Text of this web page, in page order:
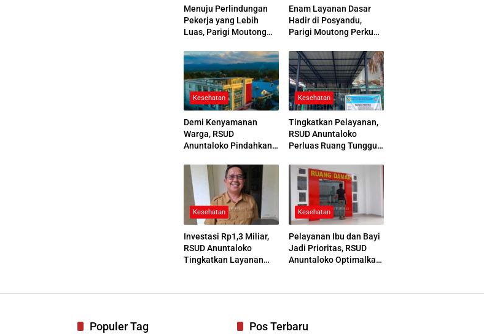
Menuju Perlindungan
Pekerja yang Lebih
Luas, Parigi Moutong
2026
Enam Layanan Dasar
Hadir di Posyandu,
Parigi Moutong Perkuat
Kesehatan
Demi Kenyamanan
Warga, RSUD
Anuntaloko Pindahkan
Jenazah
Kesehatan
Tingkatkan Pelayanan,
RSUD Anuntaloko
Perluas Ruang Tunggu
Parkir
Kesehatan
Investasi Rp1,3 Miliar,
RSUD Anuntaloko
Tingkatkan Layanan
Kesehatan
Pelayanan Ibu dan Bayi
Jadi Prioritas, RSUD
Anuntaloko Optimalkan
Populer Tag Pos Terbaru